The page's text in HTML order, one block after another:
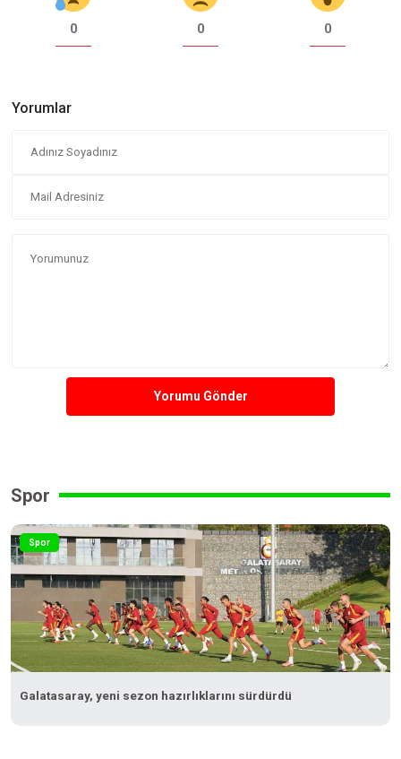
0 0 0
Yorumlar
Yorumu Gönder
Spor
Spor
Galatasaray, yeni sezon hazırlıklarını sürdürdü